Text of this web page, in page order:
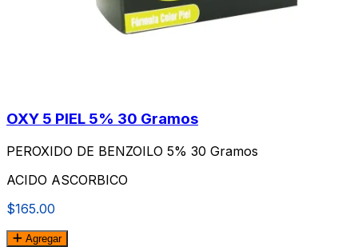
OXY 5 PIEL 5% 30 Gramos
PEROXIDO DE BENZOILO 5% 30 Gramos
ACIDO ASCORBICO
$165.00
Agregar